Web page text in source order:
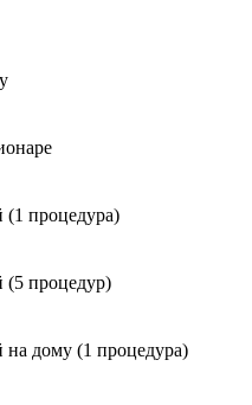
(1 процедура)
(5 процедур)
на дому (1 процедура)